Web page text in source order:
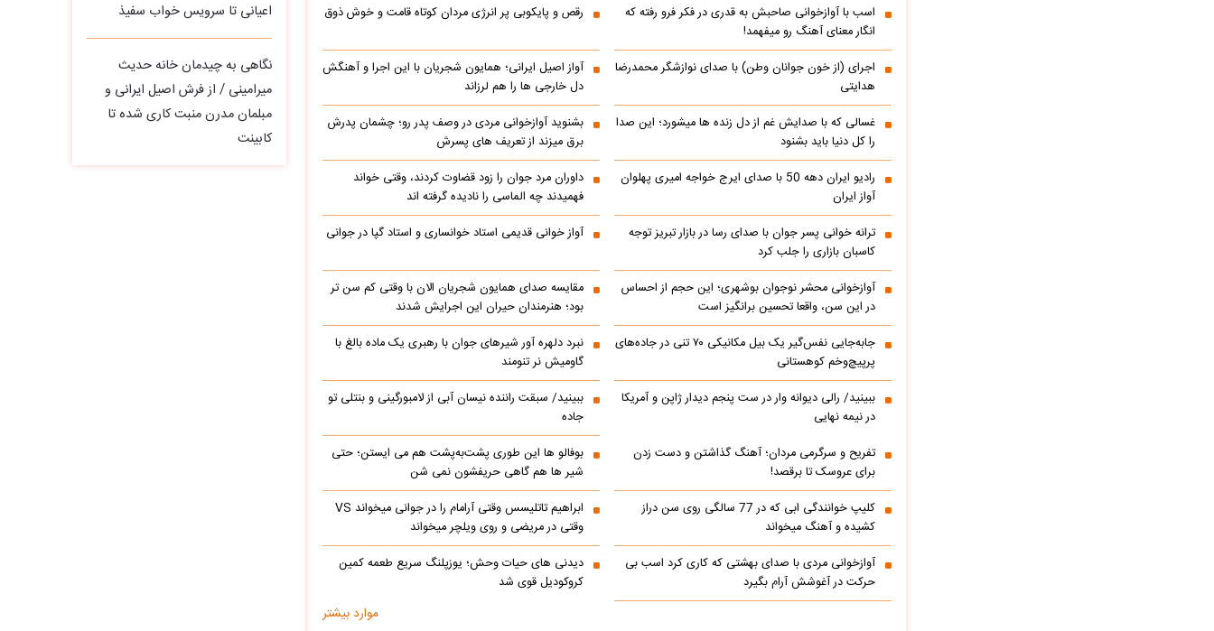
اسب با آوازخوانی صاحبش به قدری در فکر فرو رفته که
انگار معنای آهنگ رو میفهمد!
رقص و پایکوبی پر انرژی مردان کوتاه قامت و خوش ذوق
اجرای (از خون جوانان وطن) با صدای نوازشگر محمدرضا
هدایتی
آواز اصیل ایرانی؛ همایون شجریان با این اجرا و آهنگش
دل خارجی ها را هم لرزاند
غسالی که با صدایش غم از دل زنده ها میشورد؛ این صدا
را کل دنیا باید بشنود
بشنوید آوازخوانی مردی در وصف پدر رو؛ چشمان پدرش
برق میزند از تعریف های پسرش
رادیو ایران دهه 50 با صدای ایرج خواجه امیری پهلوان
آواز ایران
داوران مرد جوان را زود قضاوت کردند، وقتی خواند
فهمیدند چه الماسی را نادیده گرفته اند
ترانه خوانی پسر جوان با صدای رسا در بازار تبریز توجه
کاسبان بازاری را جلب کرد
آواز خوانی قدیمی استاد خوانساری و استاد گپا در جوانی
آوازخوانی محشر نوجوان بوشهری؛ این حجم از احساس
در این سن، واقعا تحسین‌ برانگیز است
مقایسه صدای همایون شجریان الان با وقتی کم سن تر
بود؛ هنرمندان حیران این اجرایش شدند
جابه‌جایی نفس‌گیر یک بیل مکانیکی ۷۰ تنی در جاده‌های
پرپیچ‌وخم کوهستانی
نبرد دلهره آور شیرهای جوان با رهبری یک ماده بالغ با
گاومیش نر تنومند
ببینید/ رالی دیوانه وار در ست پنجم دیدار ژاپن و آمریکا
در نیمه نهایی
ببینید/ سبقت راننده نیسان آبی از لامبورگینی و بنتلی تو
جاده
تفریح و سرگرمی مردان؛ آهنگ گذاشتن و دست زدن
برای عروسک تا برقصد!
بوفالو ها این‌ طوری پشت‌به‌پشت هم می‌ ایستن؛ حتی
شیر ها هم گاهی حریفشون نمی‌ شن
کلیپ خوانندگی ابی که در 77 سالگی روی سن دراز
کشیده و آهنگ میخواند
ابراهیم تاتلیسس وقتی آرامام را در جوانی میخواند VS
وقتی در مریضی و روی ویلچر میخواند
آوازخوانی مردی با صدای بهشتی که کاری کرد اسب بی
حرکت در آغوشش آرام بگیرد
دیدنی های حیات وحش؛ یوزپلنگ سریع طعمه کمین
کروکودیل قوی شد
موارد بیشتر
اعیانی تا سرویس خواب سفیذ
نگاهی به چیدمان خانه حدیث
میرامینی / از فرش اصیل ایرانی و
مبلمان مدرن منبت‌ کاری‌ شده تا
کابینت